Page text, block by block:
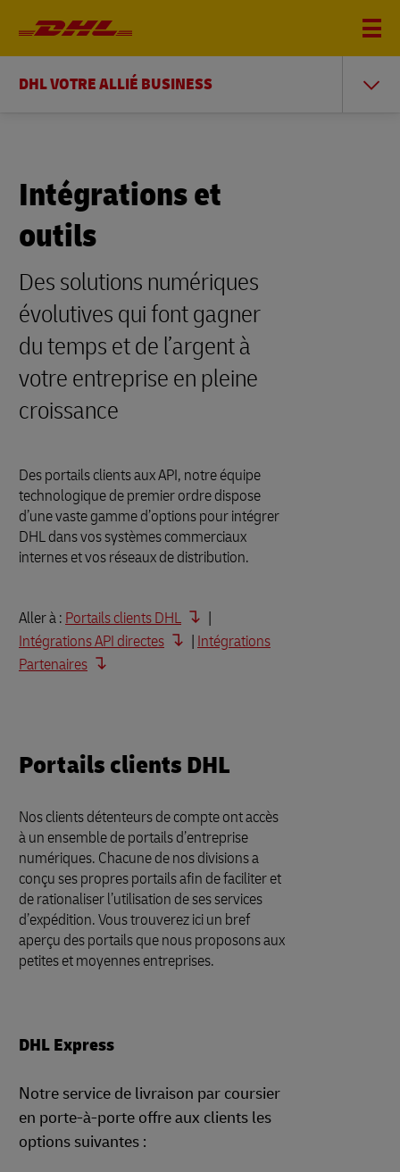
DHL VOTRE ALLIÉ BUSINESS
Intégrations et
outils
Des solutions numériques
évolutives qui font gagner
du temps et de l’argent à
votre entreprise en pleine
croissance
Des portails clients aux API, notre équipe
technologique de premier ordre dispose
d’une vaste gamme d’options pour intégrer
DHL dans vos systèmes commerciaux
internes et vos réseaux de distribution.
Aller à : Portails clients DHL
|
Intégrations API directes
| Intégrations
Partenaires
Portails clients DHL
Nos clients détenteurs de compte ont accès
à un ensemble de portails d’entreprise
numériques. Chacune de nos divisions a
conçu ses propres portails afin de faciliter et
de rationaliser l’utilisation de ses services
d’expédition. Vous trouverez ici un bref
aperçu des portails que nous proposons aux
petites et moyennes entreprises.
DHL Express
Notre service de livraison par coursier
en porte-à-porte offre aux clients les
options suivantes :